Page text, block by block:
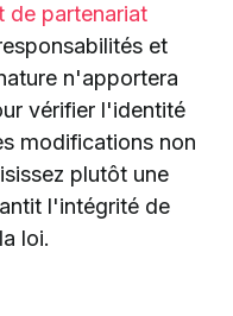
de partenariat
et
n'apportera
vérifier l'identité
modifications non
plutôt une
l'intégrité de
loi.